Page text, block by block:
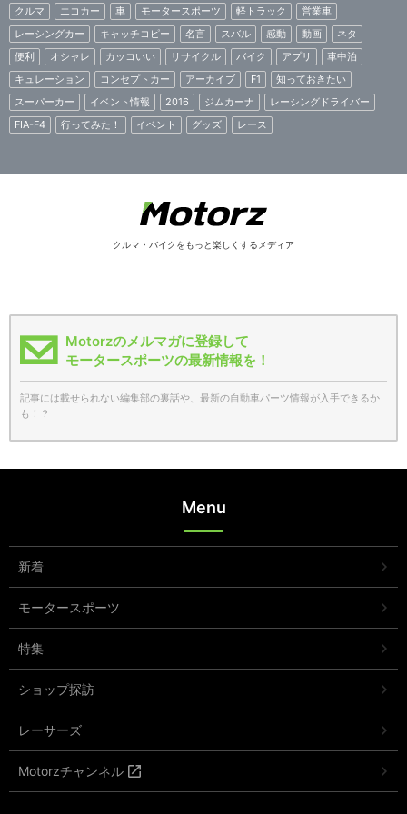
クルマ エコカー 車 モータースポーツ 軽トラック
営業車
レーシングカー
キャッチコピー 名言 スバル 感動 動画
ネタ
便利
オシャレ カッコいい リサイクル バイク アプリ
車中泊
キュレーション
コンセプトカー アーカイブ F1
知っておきたい
スーパーカー
イベント情報 2016 ジムカーナ
レーシングドライバー
FIA-F4
行ってみた！ イベント グッズ レース
クルマ・バイクをもっと楽しくするメディア
Motorzのメルマガに登録して
モータースポーツの最新情報を！
記事には載せられない編集部の裏話や、最新の自動車パーツ情報が入手できるか
も！？
Menu
新着
モータースポーツ
特集
ショップ探訪
レーサーズ
Motorzチャンネル